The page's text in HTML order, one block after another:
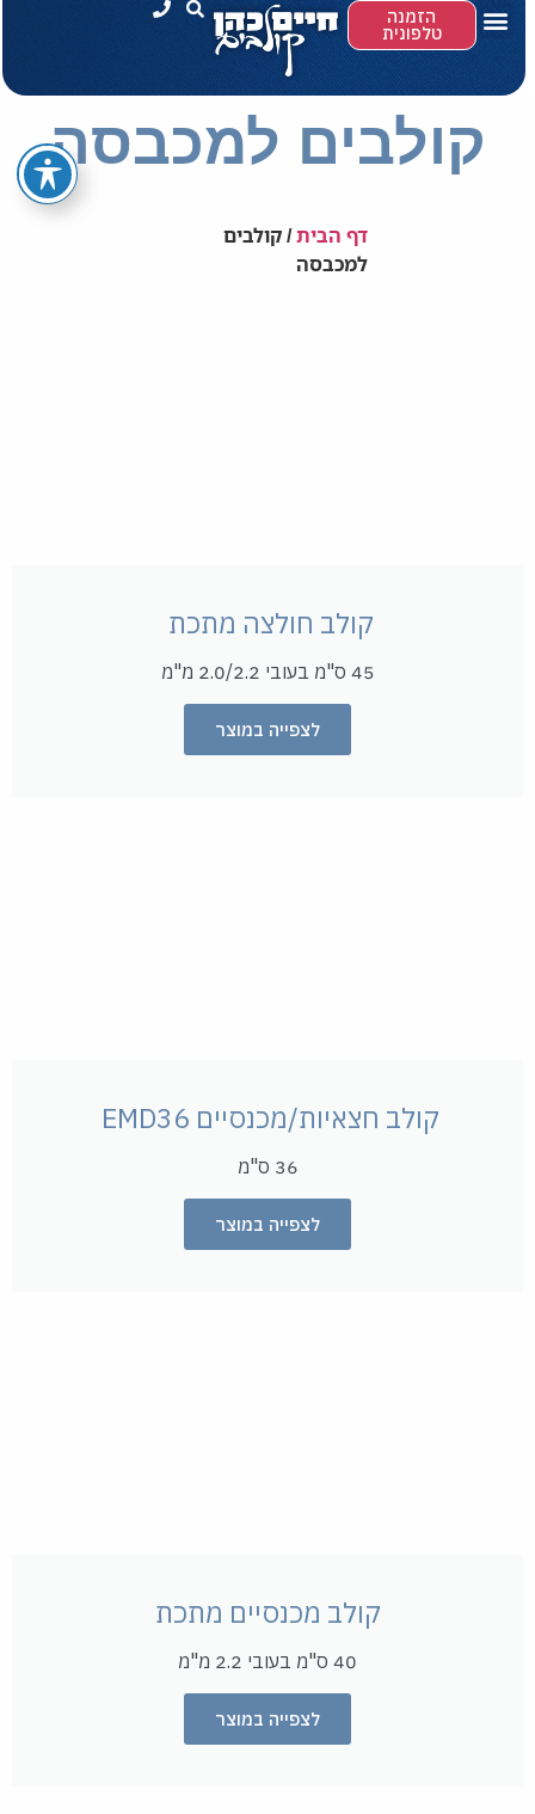
הזמנה
טלפונית
קולבים למכבסה
דף הבית/קולבים
למכבסה
קולב חולצה מתכת ​
45 ס"מ בעובי 2.0/2.2 מ"מ
לצפייה במוצר
קולב חצאיות/מכנסיים EMD36 ​
36 ס"מ
לצפייה במוצר
קולב מכנסיים מתכת
40 ס"מ בעובי 2.2 מ"מ​
לצפייה במוצר